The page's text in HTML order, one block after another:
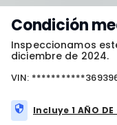
Condición
Inspeccionamos
diciembre de 2024.
VIN:
Incluye 1 AÑO DE